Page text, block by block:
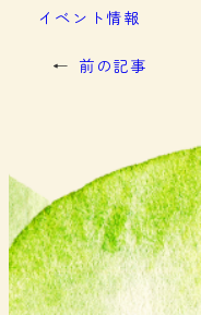
イベント情報
← 前の記事